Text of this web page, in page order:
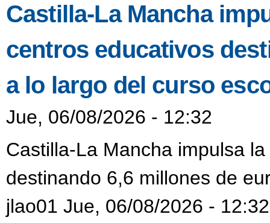
Castilla-La Mancha
centros educativos
a lo largo del curso
Jue, 06/08/2026 - 12:32
Castilla-La Mancha impulsa
destinando 6,6 millones de
jlao01 Jue, 06/08/2026 - 12:32